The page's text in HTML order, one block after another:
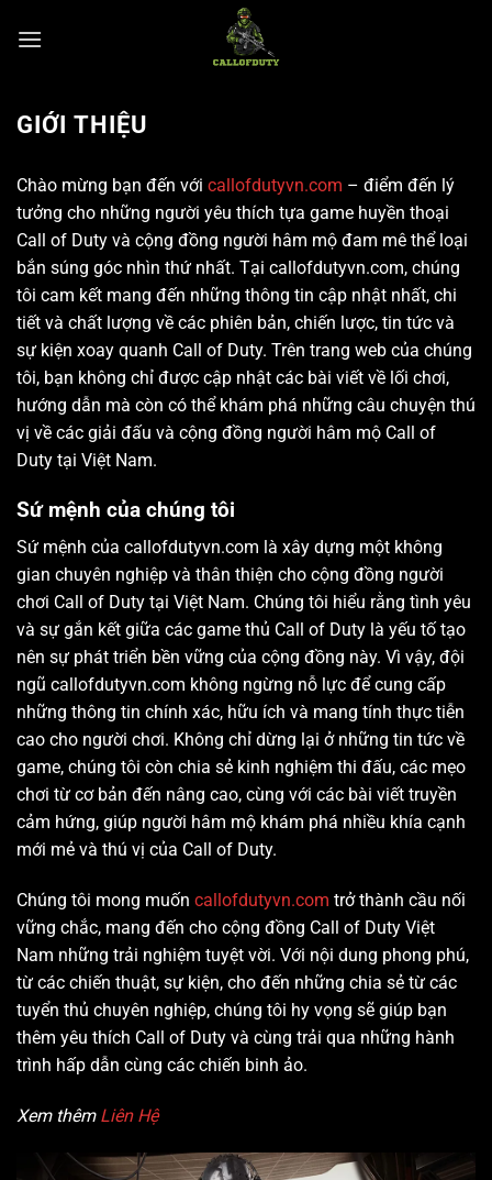
đến
GIỚI THIỆU
Chào mừng bạn đến với callofdutyvn.com – điểm đến lý
tưởng cho những người yêu thích tựa game huyền thoại
Call of Duty và cộng đồng người hâm mộ đam mê thể loại
bắn súng góc nhìn thứ nhất. Tại callofdutyvn.com, chúng
tôi cam kết mang đến những thông tin cập nhật nhất, chi
tiết và chất lượng về các phiên bản, chiến lược, tin tức và
sự kiện xoay quanh Call of Duty. Trên trang web của chúng
tôi, bạn không chỉ được cập nhật các bài viết về lối chơi,
hướng dẫn mà còn có thể khám phá những câu chuyện thú
vị về các giải đấu và cộng đồng người hâm mộ Call of
Duty tại Việt Nam.
Sứ mệnh của chúng tôi
Sứ mệnh của callofdutyvn.com là xây dựng một không
gian chuyên nghiệp và thân thiện cho cộng đồng người
chơi Call of Duty tại Việt Nam. Chúng tôi hiểu rằng tình yêu
và sự gắn kết giữa các game thủ Call of Duty là yếu tố tạo
nên sự phát triển bền vững của cộng đồng này. Vì vậy, đội
ngũ callofdutyvn.com không ngừng nỗ lực để cung cấp
những thông tin chính xác, hữu ích và mang tính thực tiễn
cao cho người chơi. Không chỉ dừng lại ở những tin tức về
game, chúng tôi còn chia sẻ kinh nghiệm thi đấu, các mẹo
chơi từ cơ bản đến nâng cao, cùng với các bài viết truyền
cảm hứng, giúp người hâm mộ khám phá nhiều khía cạnh
mới mẻ và thú vị của Call of Duty.
Chúng tôi mong muốn callofdutyvn.com trở thành cầu nối
vững chắc, mang đến cho cộng đồng Call of Duty Việt
Nam những trải nghiệm tuyệt vời. Với nội dung phong phú,
từ các chiến thuật, sự kiện, cho đến những chia sẻ từ các
tuyển thủ chuyên nghiệp, chúng tôi hy vọng sẽ giúp bạn
thêm yêu thích Call of Duty và cùng trải qua những hành
trình hấp dẫn cùng các chiến binh ảo.
Xem thêm Liên Hệ